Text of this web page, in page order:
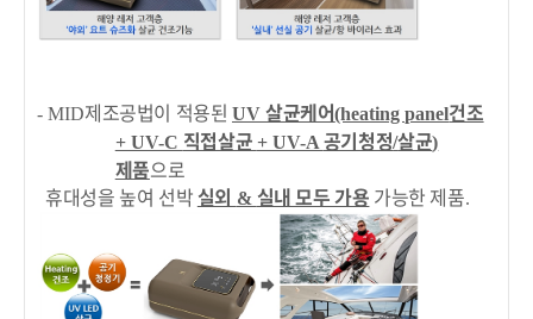
- MID제조공법이 적용된 UV 살균케어(heating panel건조
+ UV-C 직접살균 + UV-A 공기청정/살균)
제품으로
휴대성을 높여 선박실외 & 실내 모두 가용 가능한 제품.